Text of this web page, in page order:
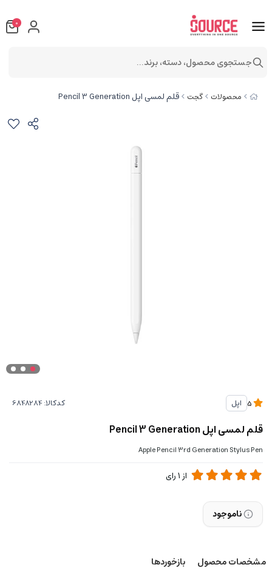
محصولات گجت قلم لمسی اپل Pencil 3 Generation
اپل کدکالا:
قلم لمسی اپل Pencil 3 Generation
Apple Pencil 3rd Generation Stylus Pen
از 1رای
ناموجود
مشخصات محصول بازخوردها
0
جستجوی محصول، دسته، برند...